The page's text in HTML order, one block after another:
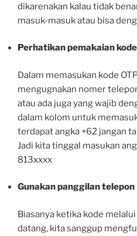
dikarenakan kalau tidak
masuk-masuk atau bisa
Perhatikan pemakaian
Dalam memasukan kode
mengugnakan nomer
atau ada juga yang wajib
dalam kolom untuk
terdapat angka +62 jangan
Jadi kita tinggal masukan
813xxxx
Gunakan panggilan telepon
Biasanya ketika kode
datang, kita sanggup